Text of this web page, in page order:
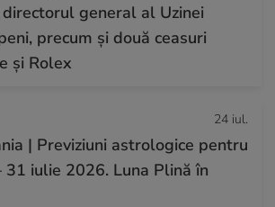
directorul general al Uzinei
precum și două ceasuri
și Rolex
24 iul.
| Previziuni astrologice pentru
31 iulie 2026. Luna Plină în